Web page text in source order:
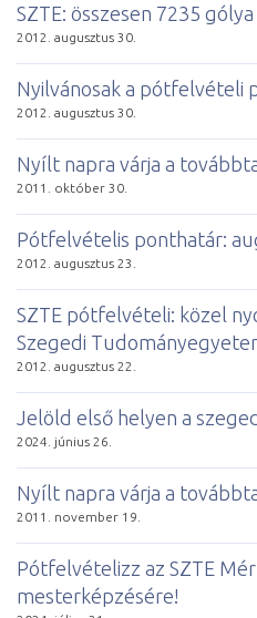
SZTE: összesen 7235 gólya
2012. augusztus 30.
Nyilvánosak a pótfelvételi
2012. augusztus 30.
Nyílt napra várja a
2011. október 30.
Pótfelvételis ponthatár:
2012. augusztus 23.
SZTE pótfelvételi: közel
Szegedi
2012. augusztus 22.
Jelöld első helyen a
2024. június 26.
Nyílt napra várja a
2011. november 19.
Pótfelvételizz az SZTE
mesterképzésére!